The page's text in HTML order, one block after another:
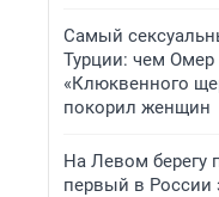
Самый
Турции: чем Омер
«Клюквенного
покорил женщин
На Левом берегу
первый в России